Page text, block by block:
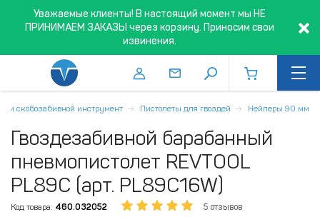
Уважаемые клиенты! В настоящий момент мы НЕ
ПРИНИМАЕМ ЗАКАЗЫ через корзину. Приносим свои
извинения.
и скобозабивной инструмент Пистолеты для гвоздей Нейлеры 90 мм
Гвоздезабивной барабанный
пневмопистолет REVTOOL
PL89C (арт. PL89C16W)
Код товара: 460.032052 5 отзывов